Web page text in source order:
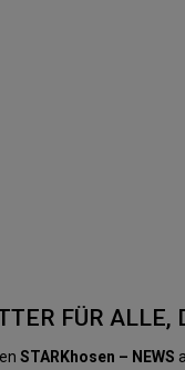
FÜR ALLE,
STARKhosen – NEWS